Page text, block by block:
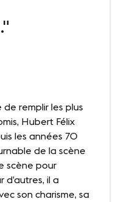
remplir les plus
Hubert Félix
les années 70
de la scène
scène pour
il a
son charisme, sa